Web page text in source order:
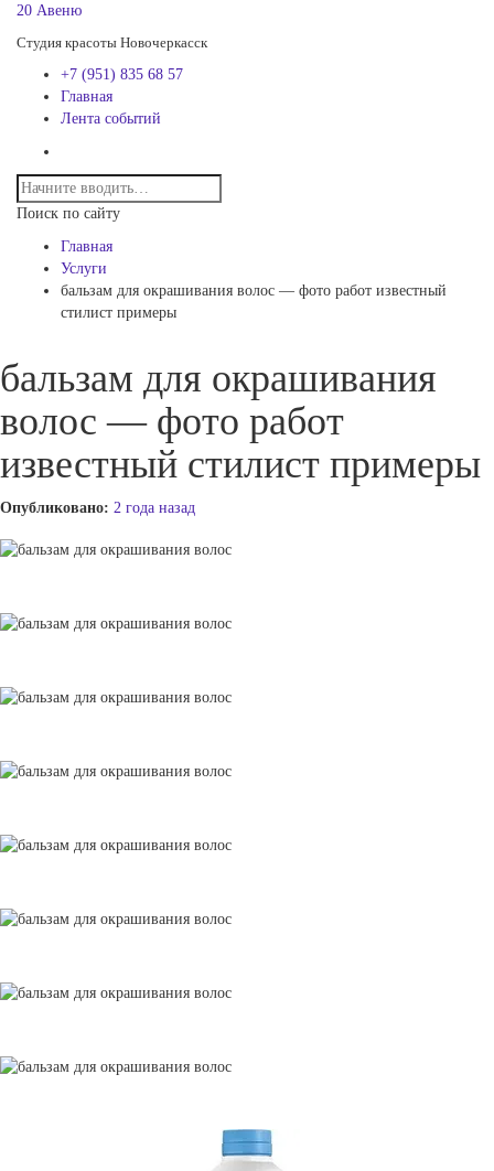
20 Авеню
Студия красоты Новочеркасск
+7 (951) 835 68 57
Главная
Лента событий
Поиск по сайту
Главная
Услуги
бальзам для окрашивания волос — фото работ известный
стилист примеры
бальзам для окрашивания
волос — фото работ
известный стилист примеры
Опубликовано: 2 года назад